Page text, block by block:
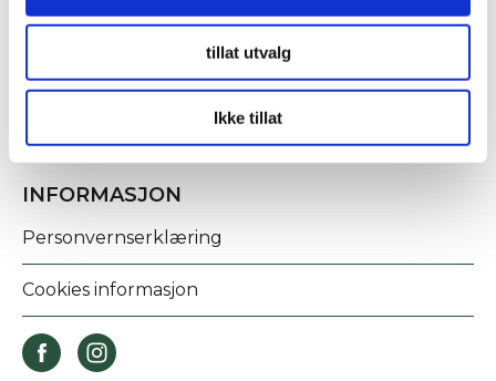
tillat utvalg
Ikke tillat
Fridtjof Nansens gate 21
post@rananf.no
INFORMASJON
Personvernserklæring
Cookies informasjon